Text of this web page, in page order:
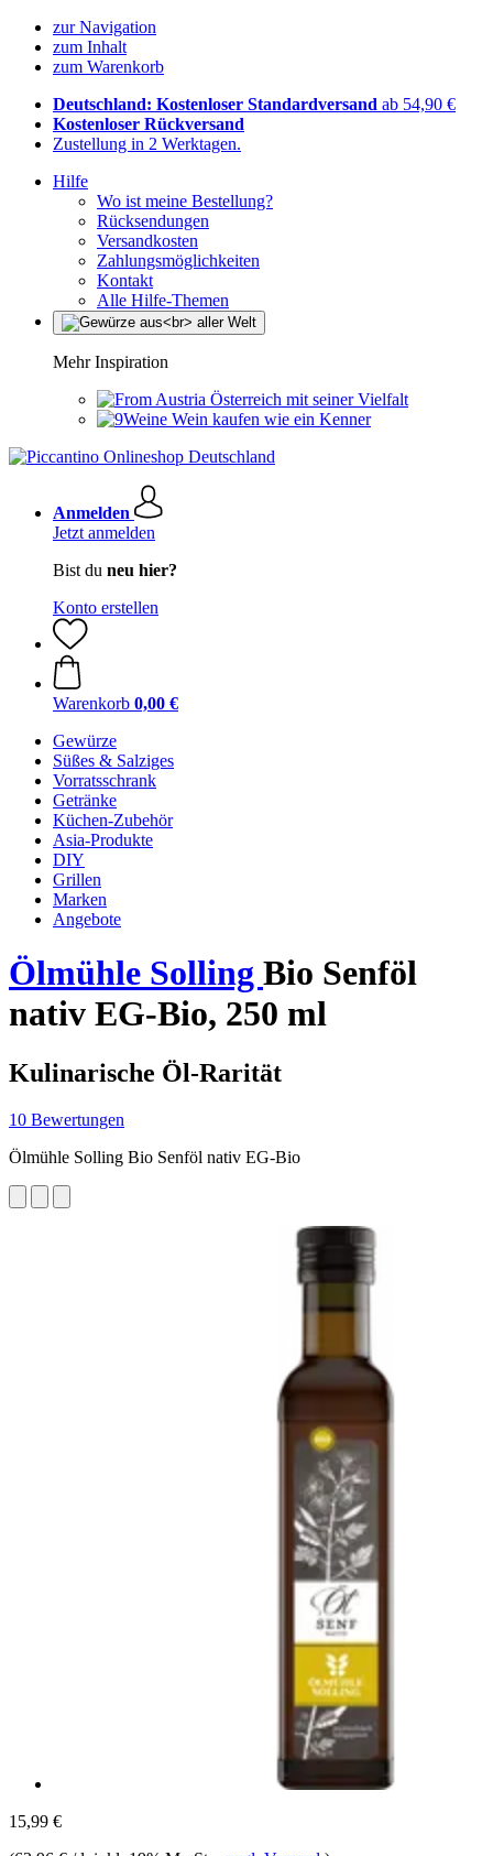
zur Navigation
zum Inhalt
zum Warenkorb
Deutschland: Kostenloser Standardversand ab 54,90 €
Kostenloser Rückversand
Zustellung in 2 Werktagen.
Hilfe
Wo ist meine Bestellung?
Rücksendungen
Versandkosten
Zahlungsmöglichkeiten
Kontakt
Alle Hilfe-Themen
Mehr Inspiration
Österreich mit seiner Vielfalt
Wein kaufen wie ein Kenner
Anmelden
Jetzt anmelden
Bist du neu hier?
Konto erstellen
Warenkorb 0,00 €
Gewürze
Süßes & Salziges
Vorratsschrank
Getränke
Küchen-Zubehör
Asia-Produkte
DIY
Grillen
Marken
Angebote
Ölmühle Solling Bio Senföl
nativ EG-Bio, 250 ml
Kulinarische Öl-Rarität
10 Bewertungen
Ölmühle Solling Bio Senföl nativ EG-Bio
15,99 €